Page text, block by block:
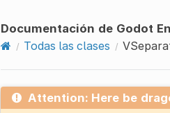
Documentación de Godot
Todas las clases
Attention: Here be